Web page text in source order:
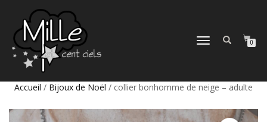
DÉPLIER
0
Accueil / Bijoux de Noël / collier bonhomme de neige – adulte